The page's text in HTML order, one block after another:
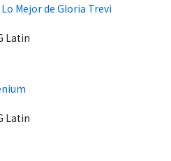
Lo Mejor de Gloria Trevi
Latin
Latin